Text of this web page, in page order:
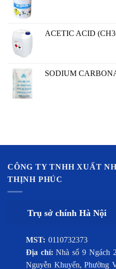
ACETIC ACID
SODIUM
CÔNG TY TNHH XUẤT
THỊNH PHÚC
Trụ sở chính Hà Nội
MST: 0110732373
Địa chỉ:Nhà số 9 Ngách
Nguyễn Khuyến, Phường